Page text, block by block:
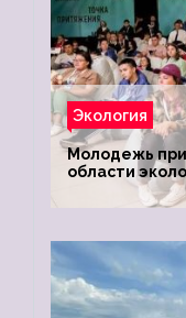
Экология
Молодежь
области